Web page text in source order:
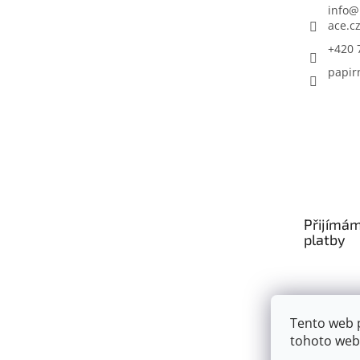
Tento web
tohoto
info@
ace.cz
+420
platby